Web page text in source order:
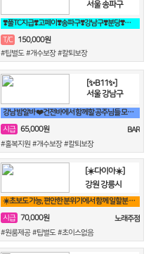
서울 송파구
❣️풀TC지급❣️고페이❣️송파구❣️강남구❣️분당❣️가락동❣️역삼동❣️논현
T/C 150,000원
#팁별도 #개수보장 #칼퇴보장
[✨B11✨]
서울 강남구
강남 밤알바 ❤️건전바에서 함께할 공주님들 모집합니다❤️
시급 65,000원
BAR
#홀복지원 #개수보장 #칼퇴보장
[☀️다이아☀️]
강원 강릉시
☀️초보도 가능, 편안한 분위기에서 함께 일할분 찾습니다☀️
시급 70,000원
노래주점
#원룸제공 #팁별도 #초이스없음